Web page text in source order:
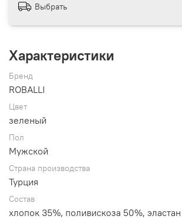
Выбрать
Характеристики
Бренд
ROBALLI
Цвет
зеленый
Пол
Мужской
Страна производства
Турция
Состав
хлопок 35%, поливискоза 50%,